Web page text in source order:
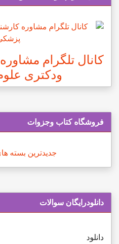
کانال تلگرام
ودکتری
فروشگاه کتاب وجزوات
جدیدترین بسته
دانلودرایگان سوالات
دانلود